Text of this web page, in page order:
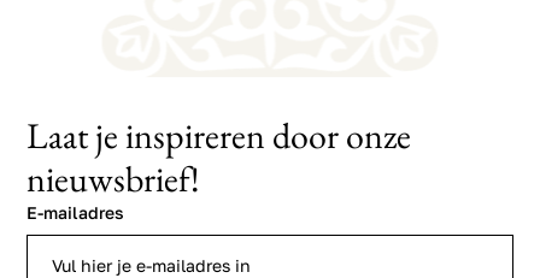
Laat je inspireren door onze
nieuwsbrief!
E-mailadres